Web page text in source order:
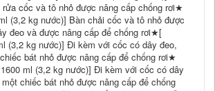
cốc và tô nhỏ được nâng cấp chống rơi★
(3,2 kg nước)] Bàn chải cốc và tô nhỏ được
đeo và được nâng cấp để chống rơi★[
(3,2 kg nước)] Đi kèm với cốc có dây đeo,
bát nhỏ được nâng cấp để chống rơi★
ml (3,2 kg nước)] Đi kèm với cốc có dây
chiếc bát nhỏ được nâng cấp để chống